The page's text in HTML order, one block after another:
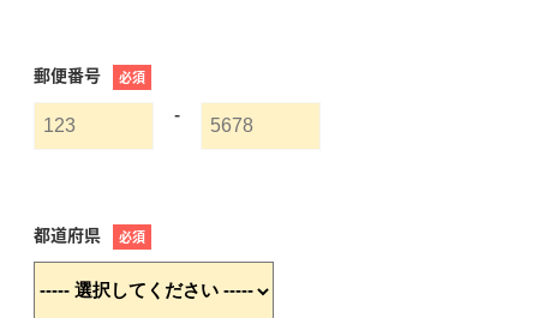
郵便番号 必須
-
都道府県 必須